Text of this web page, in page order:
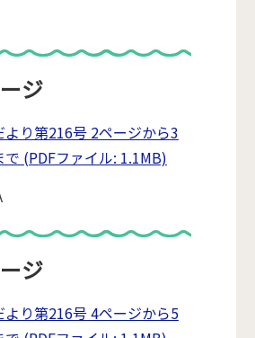
ジ
より第216号 2ページから3
(PDFファイル: 1.1MB)
ジ
より第216号 4ページから5